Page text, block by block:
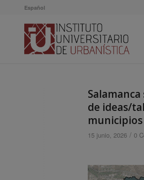
Español
de ideas/
municipios
15 junio, 2026 / 0